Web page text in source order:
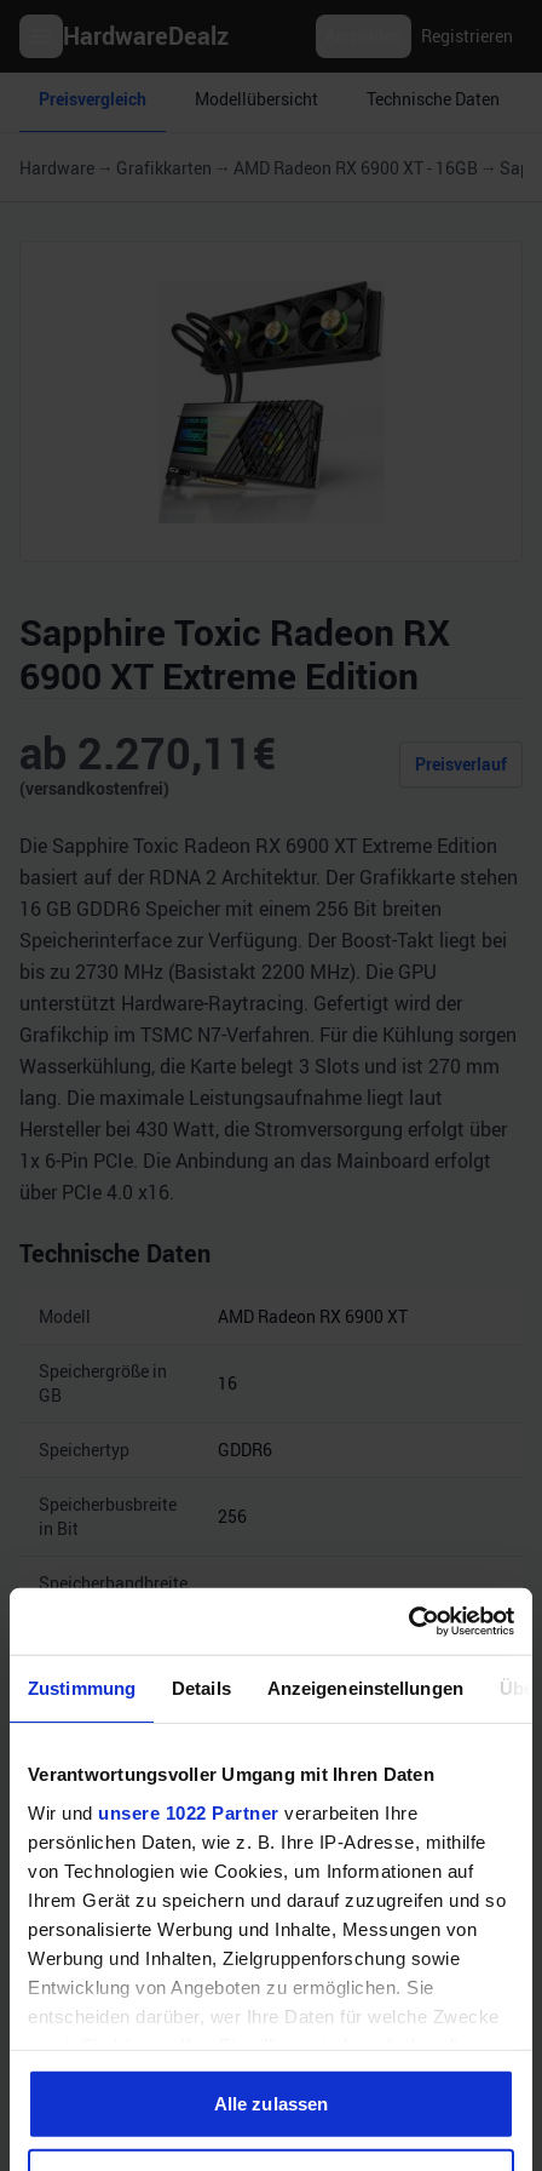
Zustimmung Details Anzeigeneinstellungen
Verantwortungsvoller Umgang mit Ihren Daten
Wir und unsere 1022 Partner verarbeiten Ihre
persönlichen Daten, wie z. B. Ihre IP-Adresse, mithilfe
von Technologien wie Cookies, um Informationen auf
Ihrem Gerät zu speichern und darauf zuzugreifen und so
personalisierte Werbung und Inhalte, Messungen von
Werbung und Inhalten, Zielgruppenforschung sowie
Entwicklung von Angeboten zu ermöglichen. Sie
entscheiden darüber, wer Ihre Daten für welche Zwecke
Cookie-Erklärung oder durch Klicken auf das Privacy
Trigger Symbol ändern oder widerrufen
Alle zulassen
HardwareDealz Registrieren
Preisvergleich Modellübersicht Technische Daten
Hardware Grafikkarten AMD Radeon RX 6900 XT - 16GB
Sapphire Toxic Radeon RX
6900 XT Extreme Edition
ab 2.270,11€
(versandkostenfrei)
Preisverlauf
Die Sapphire Toxic Radeon RX 6900 XT Extreme Edition
basiert auf der RDNA 2 Architektur. Der Grafikkarte stehen
16 GB GDDR6 Speicher mit einem 256 Bit breiten
Speicherinterface zur Verfügung. Der Boost-Takt liegt bei
bis zu 2730 MHz (Basistakt 2200 MHz). Die GPU
unterstützt Hardware-Raytracing. Gefertigt wird der
Grafikchip im TSMC N7-Verfahren. Für die Kühlung sorgen
Wasserkühlung, die Karte belegt 3 Slots und ist 270 mm
lang. Die maximale Leistungsaufnahme liegt laut
Hersteller bei 430 Watt, die Stromversorgung erfolgt über
1x 6-Pin PCIe. Die Anbindung an das Mainboard erfolgt
über PCIe 4.0 x16.
Technische Daten
Modell AMD Radeon RX 6900 XT
Speichergröße in
GB
16
Speichertyp GDDR6
Speicherbusbreite
in Bit
256
Speicherbandbreite
16
Mehr technische Daten
Hinweis: Unsere Links sind Affiliate Links. Wir erhalten beim Kauf
eine kleine Provision, ohne dass sich euer Preis erhöht.
ZUM BESTPREIS
Vergleichen
Gewinne einen MSI Gaming PC mit RTX 5070